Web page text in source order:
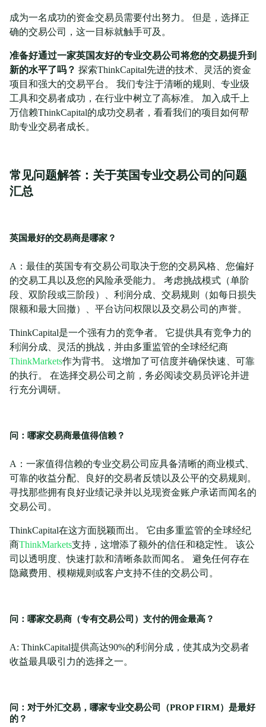
成为一名成功的资金交易员需要付出努力。 但是，选择正
确的交易公司，这一目标就触手可及。
准备好通过一家英国友好的专业交易公司将您的交易提升到
新的水平了吗？ 探索ThinkCapital先进的技术、灵活的资金
项目和强大的交易平台。 我们专注于清晰的规则、专业级
工具和交易者成功，在行业中树立了高标准。 加入成千上
万信赖ThinkCapital的成功交易者，看看我们的项目如何帮
助专业交易者成长。
常见问题解答：关于英国专业交易公司的问题
汇总
英国最好的交易商是哪家？
A：最佳的英国专有交易公司取决于您的交易风格、您偏好
的交易工具以及您的风险承受能力。 考虑挑战模式（单阶
段、双阶段或三阶段）、利润分成、交易规则（如每日损失
限额和最大回撤）、平台访问权限以及交易公司的声誉。
ThinkCapital是一个强有力的竞争者。 它提供具有竞争力的
利润分成、灵活的挑战，并由多重监管的全球经纪商
ThinkMarkets作为背书。 这增加了可信度并确保快速、可靠
的执行。 在选择交易公司之前，务必阅读交易员评论并进
行充分调研。
问：哪家交易商最值得信赖？
A：一家值得信赖的专业交易公司应具备清晰的商业模式、
可靠的收益分配、良好的交易者反馈以及公平的交易规则。
寻找那些拥有良好业绩记录并以兑现资金账户承诺而闻名的
交易公司。
ThinkCapital在这方面脱颖而出。 它由多重监管的全球经纪
商ThinkMarkets支持，这增添了额外的信任和稳定性。 该公
司以透明度、快速打款和清晰条款而闻名。 避免任何存在
隐藏费用、模糊规则或客户支持不佳的交易公司。
问：哪家交易商（专有交易公司）支付的佣金最高？
A: ThinkCapital提供高达90%的利润分成，使其成为交易者
收益最具吸引力的选择之一。
问：对于外汇交易，哪家专业交易公司（PROP FIRM）是最好
的？